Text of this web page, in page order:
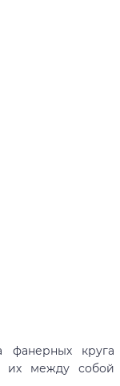
фанерных круга
их между собой